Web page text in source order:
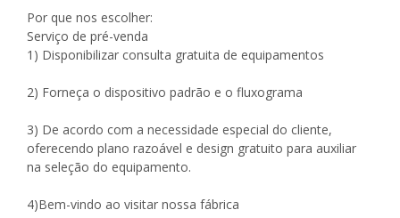
Por que nos escolher:
Serviço de pré-venda
1) Disponibilizar consulta gratuita de equipamentos
2) Forneça o dispositivo padrão e o fluxograma
3) De acordo com a necessidade especial do cliente,
oferecendo plano razoável e design gratuito para auxiliar
na seleção do equipamento.
4)Bem-vindo ao visitar nossa fábrica